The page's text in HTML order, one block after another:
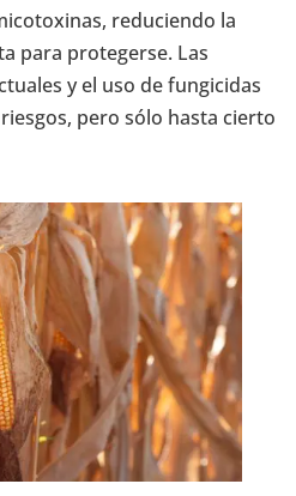
reduciendo la
para protegerse. Las
y el uso de fungicidas
pero sólo hasta cierto